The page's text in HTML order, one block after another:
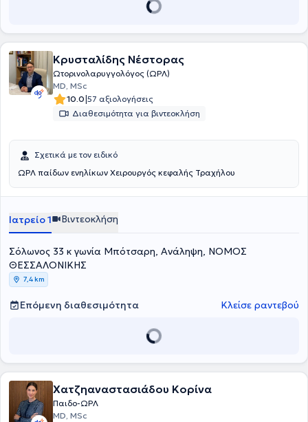
Κρυσταλίδης Νέστορας
Ωτορινολαρυγγολόγος (ΩΡΛ)
MD, MSc
10.0|57 αξιολογήσεις
Διαθεσιμότητα για βιντεοκλήση
Σχετικά με τον ειδικό
ΩΡΛ παίδων ενηλίκων Χειρουργός κεφαλής Τραχήλου
Ιατρείο 1 Βιντεοκλήση
Σόλωνος 33 κ γωνία Μπότσαρη, Ανάληψη, ΝΟΜΟΣ
ΘΕΣΣΑΛΟΝΙΚΗΣ
7,4 km
Επόμενη διαθεσιμότητα Κλείσε ραντεβού
Χατζηαναστασιάδου Κορίνα
Παιδο-ΩΡΛ
MD, MSc